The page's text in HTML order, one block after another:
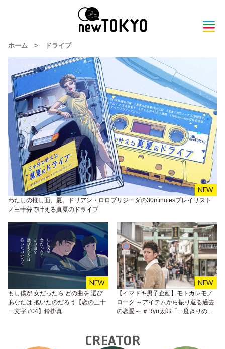
ホーム > ドライブ
わたしの推し面、夏。ドリアン・ロロブリジーダの30minutesプレイリスト
／三十分で叶える真夏のドライブ
もし僕が 女だったら どの曲を 選び
あなたは 抱いたのだろう【恋の三十
一文字 #04】鈴掛真
【イマドキ男子企画】モトカレモノ
ローグ ～アイテムから振り返る過去
の恋愛～ ＃Ryu太郎「一度きりの
CREATOR